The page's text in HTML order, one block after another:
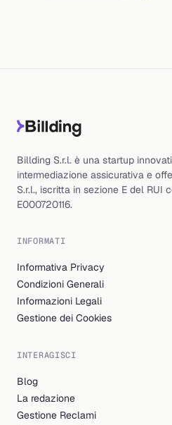
Billding S.r.l. è una startup
intermediazione assicurativa e
S.r.l., iscritta in sezione E del RUI
E000720116.
INFORMATI
Informativa Privacy
Condizioni Generali
Informazioni Legali
Gestione dei Cookies
INTERAGISCI
Blog
La redazione
Gestione Reclami